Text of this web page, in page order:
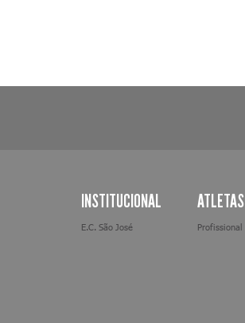
INSTITUCIONAL
E.C. São José
ATLETAS
Profissional